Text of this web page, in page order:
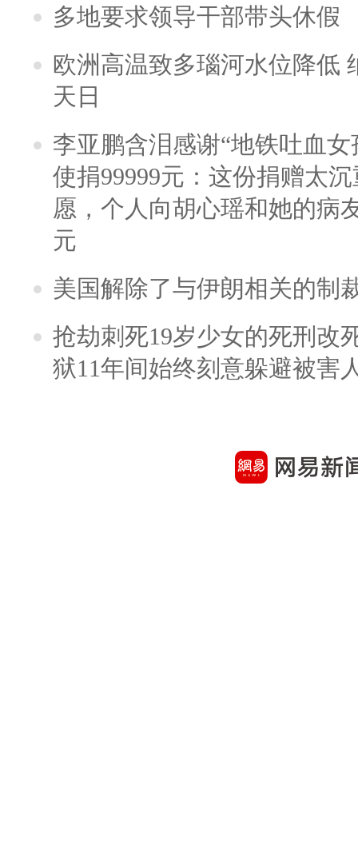
多地要求领导干部带头休假
欧洲高温致多瑙河水位降低
天日
李亚鹏含泪感谢“地铁吐血
使捐99999元：这份捐赠太
愿，个人向胡心瑶和她的病
元
美国解除了与伊朗相关的制
抢劫刺死19岁少女的死刑改
狱11年间始终刻意躲避被害